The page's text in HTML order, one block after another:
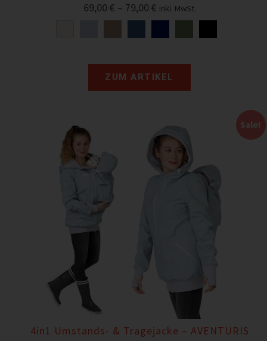
69,00 € – 79,00 € inkl. MwSt.
ZUM ARTIKEL
Sale!
4in1 Umstands- & Tragejacke – AVENTURIS